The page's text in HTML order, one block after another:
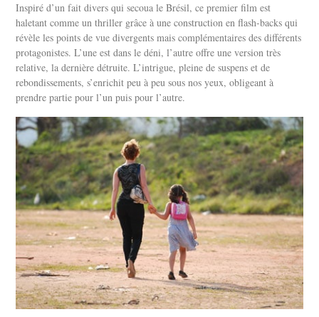
Inspiré d’un fait divers qui secoua le Brésil, ce premier film est
haletant comme un thriller grâce à une construction en flash-backs qui
révèle les points de vue divergents mais complémentaires des différents
protagonistes. L’une est dans le déni, l’autre offre une version très
relative, la dernière détruite. L’intrigue, pleine de suspens et de
rebondissements, s’enrichit peu à peu sous nos yeux, obligeant à
prendre partie pour l’un puis pour l’autre.